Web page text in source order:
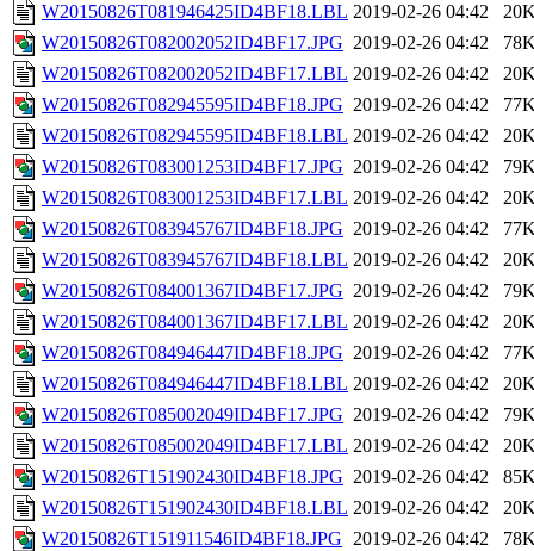
W20150826T081946425ID4BF18.LBL 2019-02-26 04:42
W20150826T082002052ID4BF17.JPG 2019-02-26 04:42
W20150826T082002052ID4BF17.LBL 2019-02-26 04:42
W20150826T082945595ID4BF18.JPG 2019-02-26 04:42
W20150826T082945595ID4BF18.LBL 2019-02-26 04:42
W20150826T083001253ID4BF17.JPG 2019-02-26 04:42
W20150826T083001253ID4BF17.LBL 2019-02-26 04:42
W20150826T083945767ID4BF18.JPG 2019-02-26 04:42
W20150826T083945767ID4BF18.LBL 2019-02-26 04:42
W20150826T084001367ID4BF17.JPG 2019-02-26 04:42
W20150826T084001367ID4BF17.LBL 2019-02-26 04:42
W20150826T084946447ID4BF18.JPG 2019-02-26 04:42
W20150826T084946447ID4BF18.LBL 2019-02-26 04:42
W20150826T085002049ID4BF17.JPG 2019-02-26 04:42
W20150826T085002049ID4BF17.LBL 2019-02-26 04:42
W20150826T151902430ID4BF18.JPG 2019-02-26 04:42
W20150826T151902430ID4BF18.LBL 2019-02-26 04:42
W20150826T151911546ID4BF18.JPG 2019-02-26 04:42